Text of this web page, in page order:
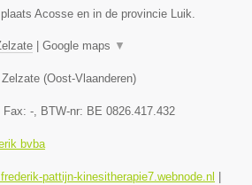
Acosse en in de provincie Luik.
| Google maps ▼
Zelzate (Oost-Vlaanderen)
, Fax: - , BTW-nr: BE 0826.417.432
bvba
pattijn-kinesitherapie7.webnode.nl |